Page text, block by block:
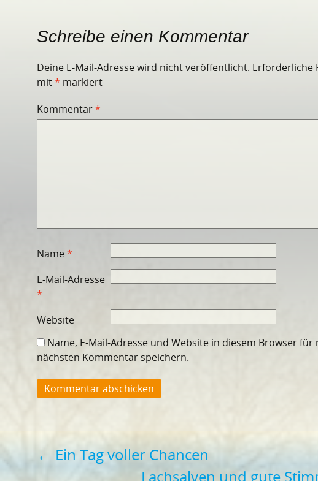
Schreibe einen Kommentar
Deine E-Mail-Adresse wird nicht veröffentlicht. Erforderliche
mit* markiert
Kommentar*
Name*
E-Mail-Adresse
*
Website
Name, E-Mail-Adresse und Website in diesem Browser für
nächsten Kommentar speichern.
Beitragsnavigation
← Ein Tag voller Chancen
Lachsalven und gute